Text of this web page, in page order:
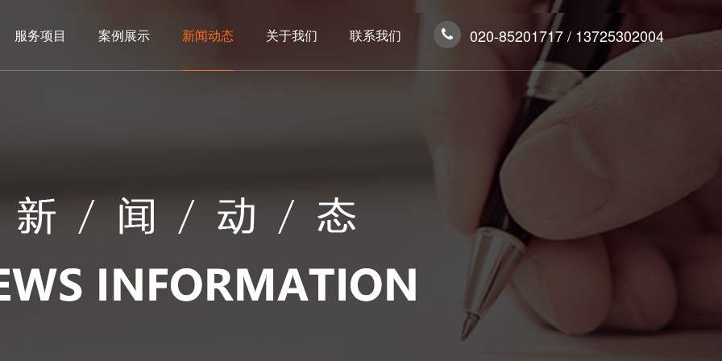
服务项目 案例展示 新闻动态 关于我们 联系我们 020-85201717 / 13725302004